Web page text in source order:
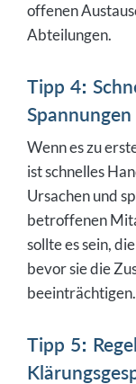
offenen
Abteilungen.
Tipp 4:
Spannungen
Wenn es zu
ist schnelles
Ursachen und
betroffenen
sollte es sein,
bevor sie die
beeinträchtigen.
Tipp 5: